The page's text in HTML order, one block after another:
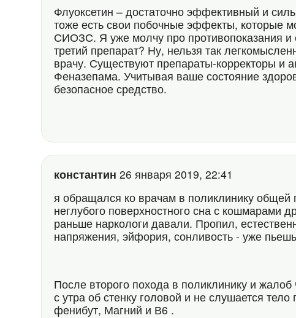
Флуоксетин – достаточно эффективный и
тоже есть свои побочные эффекты, которые
СИОЗС. Я уже молчу про противопоказания и
третий препарат? Ну, нельзя так
врачу. Существуют препараты-корректоры и
Феназепама. Учитывая ваше состояние
безопасное средство.
константин 26 января 2019, 22:41
я обращался ко врачам в поликлинику общей
неглубого поверхностного сна с кошмарами
раньше наркологи давали. Пропил,
напряжения, эйфория, сонливость - уже
После второго похода в поликлинику и
с утра об стенку головой и не слушается
фенибут, Магний и В6 .